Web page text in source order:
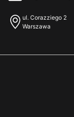
ul. Corazziego 2
Warszawa